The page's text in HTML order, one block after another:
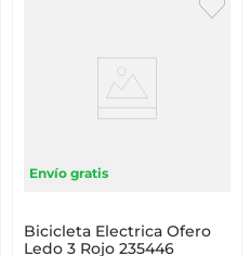
Envío gratis
Bicicleta Electrica Ofero
Ledo 3 Rojo 235446